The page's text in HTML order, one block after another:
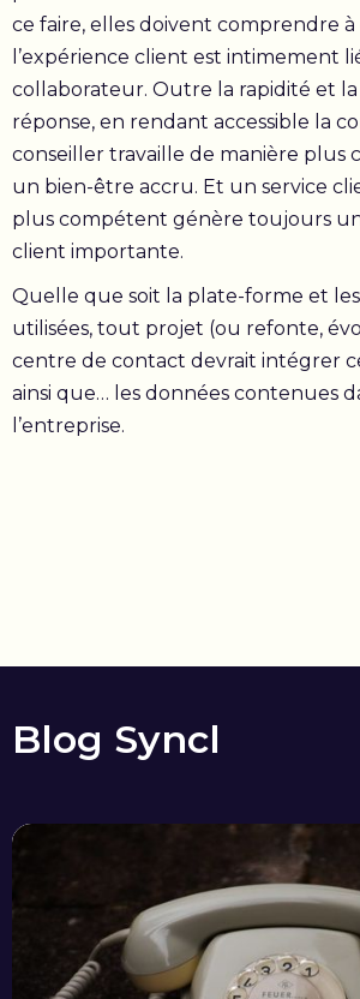
ce faire, elles doivent comprendre
l’expérience client est intimement
collaborateur. Outre la rapidité et
réponse, en rendant accessible la
conseiller travaille de manière plus
un bien-être accru. Et un service
plus compétent génère toujours
client importante.
Quelle que soit la plate-forme et
utilisées, tout projet (ou refonte,
centre de contact devrait intégrer
ainsi que… les données contenues
l’entreprise.
Blog Syncl